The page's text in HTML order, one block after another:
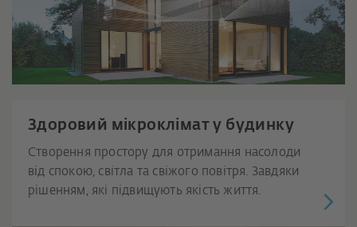
Здоровий мікроклімат у будинку
Створення простору для отримання насолоди
від спокою, світла та свіжого повітря. Завдяки
рішенням, які підвищують якість життя.